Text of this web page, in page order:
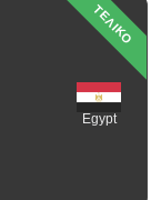
ΤΕΛΙΚΟ
Egypt